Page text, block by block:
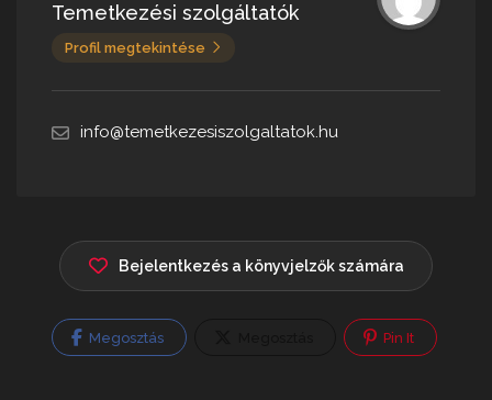
Temetkezési szolgáltatók
Profil megtekintése
info@temetkezesiszolgaltatok.hu
Bejelentkezés a könyvjelzők számára
Megosztás Pin It